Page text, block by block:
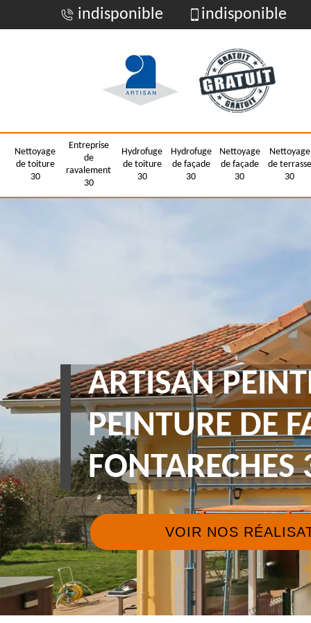
indisponible indisponible
Nettoyage
de toiture
30
Entreprise
de
ravalement
30
Hydrofuge
de toiture
30
Hydrofuge
de façade
30
Nettoyage
de façade
30
Nettoyage
de terrasse
30
ARTISAN
PEINTURE DE
VOIR NOS